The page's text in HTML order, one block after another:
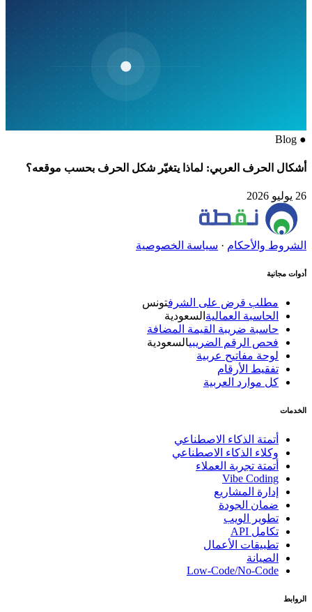
●
Blog
أشكال الحرف العربي: لماذا يتغيّر شكل الحرف بحسب موقعه؟
26 يوليو 2026
الشروط والأحكام· سياسة الخصوصية
أدوات مجانية
مطلب قرض على الشرف تونس
الحاسبة العماليةالسعودية
حاسبة ضريبة القيمة المضافة
فحص الرقم الضريبيالسعودية
لوحة مفاتيح عربية
تفقيط الأرقام
كل موارد العربية
الخدمات
أتمتة الذكاء الاصطناعي
وكلاء الذكاء الاصطناعي
أتمتة تجربة العملاء
Vibe Coding
إدارة المشاريع
ضمان الجودة
تطوير الويب
تكامل API
تطبيقات الأعمال
الصيانة
Low-Code/No-Code
الروابط